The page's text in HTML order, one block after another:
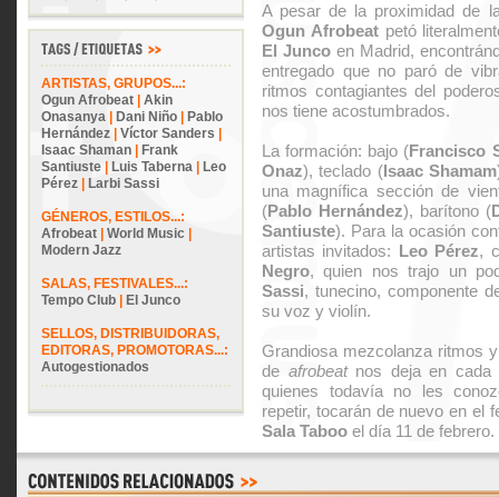
ARTISTAS, GRUPOS...:
Ogun Afrobeat
Akin
Onasanya
Dani Niño
Pablo
Hernández
Víctor Sanders
Isaac Shaman
Frank
Santiuste
Luis Taberna
Leo
Pérez
Larbi Sassi
GÉNEROS, ESTILOS...:
Afrobeat
World Music
Modern Jazz
SALAS, FESTIVALES...:
Tempo Club
El Junco
SELLOS, DISTRIBUIDORAS,
EDITORAS, PROMOTORAS...:
Autogestionados
A pesar de la proximidad de
Ogun Afrobeatpetó
El Juncoen Madrid,
entregado que no paró de
ritmos contagiantes del
nos tiene acostumbrados.
La formación: bajo (Francisco
Onaz), teclado (Isaac Shamam
una magnífica sección de
(Pablo Hernández), barítono (
Santiuste). Para la ocasión
artistas invitados: Leo Pérez,
Negro, quien nos trajo un
Sassi, tunecino, componente
su voz y violín.
Grandiosa mezcolanza ritmos
de afrobeatnos deja en cada
quienes todavía no les
repetir, tocarán de nuevo en el
Sala Taboo el día 11 de febrero.